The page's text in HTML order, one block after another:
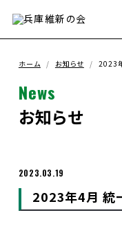
ホーム
兵庫維新の会とは
メンバー
政策実績
News
お知らせ
ホーム お知らせ 2023
2023.03.19
2023年4月 統